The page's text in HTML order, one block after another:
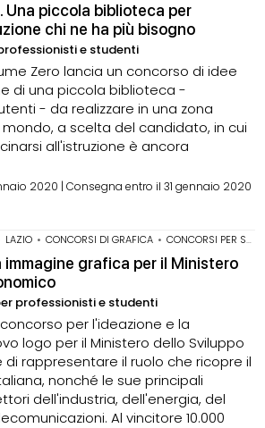
Una piccola biblioteca per
chi ne ha più bisogno
e studenti
Zero lancia un concorso di idee
di una piccola biblioteca -
- da realizzare in una zona
a scelta del candidato, in cui
all'istruzione è ancora
2020 | Consegna entro il 31 gennaio 2020
LAZIO • CONCORSI DI GRAFICA • CONCORSI PER STUDENTI
immagine grafica per il Ministero
professionisti e studenti
per l'ideazione e la
logo per il Ministero dello Sviluppo
rappresentare il ruolo che ricopre il
nonché le sue principali
dell'industria, dell'energia, del
Al vincitore 10.000